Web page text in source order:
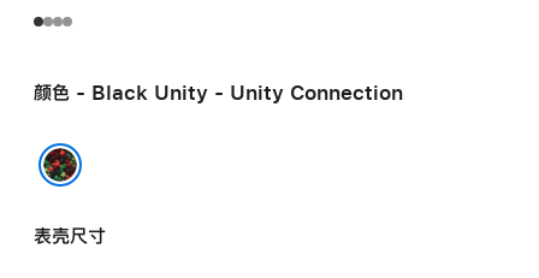
颜色 - Black Unity - Unity Connection
表壳尺寸